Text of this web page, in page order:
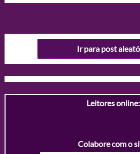
Ir para post
Leitores online:
Colabore com o